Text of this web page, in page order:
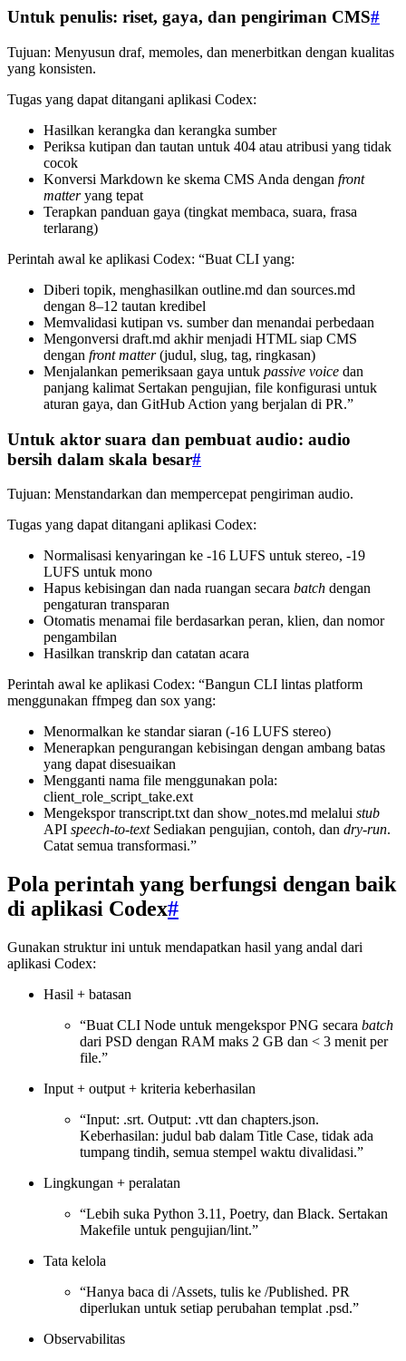
Untuk penulis: riset, gaya, dan pengiriman CMS#
Tujuan: Menyusun draf, memoles, dan menerbitkan dengan kualitas
yang konsisten.
Tugas yang dapat ditangani aplikasi Codex:
Hasilkan kerangka dan kerangka sumber
Periksa kutipan dan tautan untuk 404 atau atribusi yang tidak
cocok
Konversi Markdown ke skema CMS Anda dengan front
matteryang tepat
Terapkan panduan gaya (tingkat membaca, suara, frasa
terlarang)
Perintah awal ke aplikasi Codex: “Buat CLI yang:
Diberi topik, menghasilkan outline.md dan sources.md
dengan 8–12 tautan kredibel
Memvalidasi kutipan vs. sumber dan menandai perbedaan
Mengonversi draft.md akhir menjadi HTML siap CMS
dengan front matter(judul, slug, tag, ringkasan)
Menjalankan pemeriksaan gaya untuk passive voice dan
panjang kalimat Sertakan pengujian, file konfigurasi untuk
aturan gaya, dan GitHub Action yang berjalan di PR.”
Untuk aktor suara dan pembuat audio: audio
bersih dalam skala besar#
Tujuan: Menstandarkan dan mempercepat pengiriman audio.
Tugas yang dapat ditangani aplikasi Codex:
Normalisasi kenyaringan ke -16 LUFS untuk stereo, -19
LUFS untuk mono
Hapus kebisingan dan nada ruangan secara batch dengan
pengaturan transparan
Otomatis menamai file berdasarkan peran, klien, dan nomor
pengambilan
Hasilkan transkrip dan catatan acara
Perintah awal ke aplikasi Codex: “Bangun CLI lintas platform
menggunakan ffmpeg dan sox yang:
Menormalkan ke standar siaran (-16 LUFS stereo)
Menerapkan pengurangan kebisingan dengan ambang batas
yang dapat disesuaikan
Mengganti nama file menggunakan pola:
client_role_script_take.ext
Mengekspor transcript.txt dan show_notes.md melalui stub
API speech-to-textSediakan pengujian, contoh, dan dry-run.
Catat semua transformasi.”
Pola perintah yang berfungsi dengan baik
di aplikasi Codex#
Gunakan struktur ini untuk mendapatkan hasil yang andal dari
aplikasi Codex:
Hasil + batasan
“Buat CLI Node untuk mengekspor PNG secara batch
dari PSD dengan RAM maks 2 GB dan < 3 menit per
file.”
Input + output + kriteria keberhasilan
“Input: .srt. Output: .vtt dan chapters.json.
Keberhasilan: judul bab dalam Title Case, tidak ada
tumpang tindih, semua stempel waktu divalidasi.”
Lingkungan + peralatan
“Lebih suka Python 3.11, Poetry, dan Black. Sertakan
Makefile untuk pengujian/lint.”
Tata kelola
“Hanya baca di /Assets, tulis ke /Published. PR
diperlukan untuk setiap perubahan templat .psd.”
Observabilitas